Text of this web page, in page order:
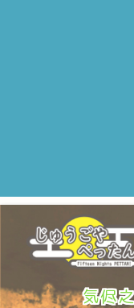
気侭